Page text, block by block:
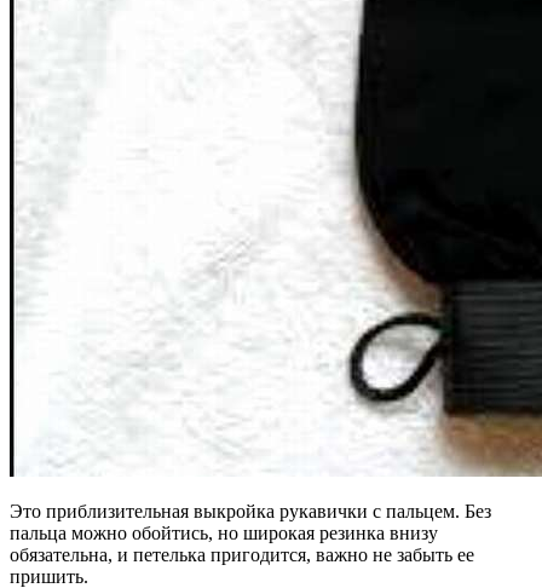
Это приблизительная выкройка рукавички с пальцем. Без
пальца можно обойтись, но широкая резинка внизу
обязательна, и петелька пригодится, важно не забыть ее
пришить.